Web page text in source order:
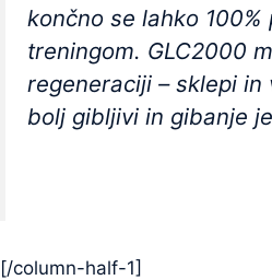
končno se lahko 100%
treningom. GLC2000
regeneraciji – sklepi in
bolj gibljivi in gibanje
[/column-half-1]